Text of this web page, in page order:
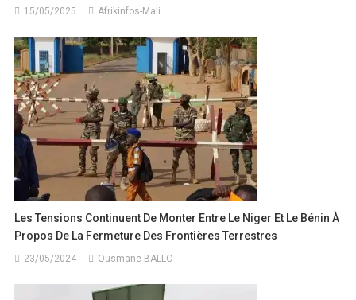
15/05/2025 Afrikinfos-Mali
Les Tensions Continuent De Monter Entre Le Niger Et Le Bénin À
Propos De La Fermeture Des Frontières Terrestres
23/05/2024 Ousmane BALLO